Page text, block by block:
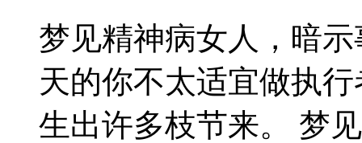
梦见精神病女人，暗
天的你不太适宜做执
生出许多枝节来。 梦